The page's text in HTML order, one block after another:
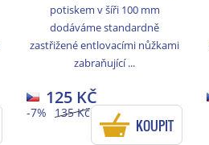
potiskem v šíři 100 mm
dodáváme standardně
zastřižené entlovacími nůžkami
zabraňující ...
135 Kč
-7%
125 KČ
KOUPIT